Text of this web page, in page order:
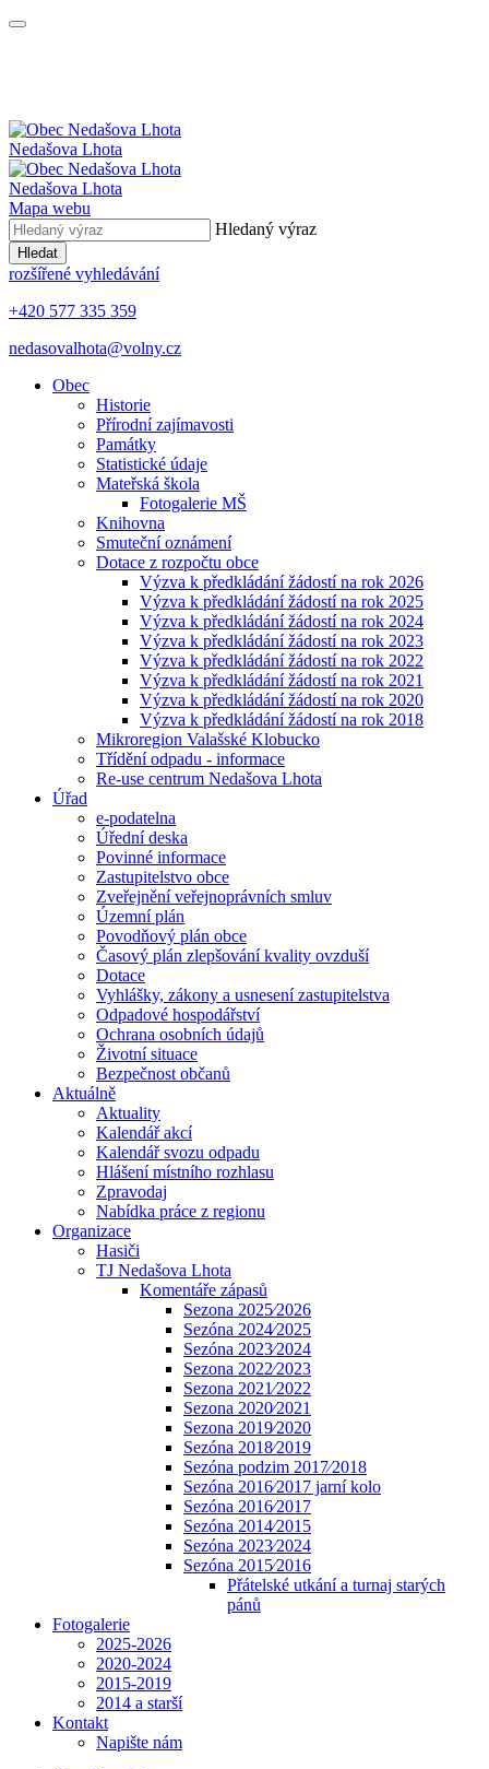
Nedašova Lhota
Nedašova Lhota
Mapa webu
Hledaný výraz
Hledat
rozšířené vyhledávání
+420 577 335 359
nedasovalhota@volny.cz
Obec
Historie
Přírodní zajímavosti
Památky
Statistické údaje
Mateřská škola
Fotogalerie MŠ
Knihovna
Smuteční oznámení
Dotace z rozpočtu obce
Výzva k předkládání žádostí na rok 2026
Výzva k předkládání žádostí na rok 2025
Výzva k předkládání žádostí na rok 2024
Výzva k předkládání žádostí na rok 2023
Výzva k předkládání žádostí na rok 2022
Výzva k předkládání žádostí na rok 2021
Výzva k předkládání žádostí na rok 2020
Výzva k předkládání žádostí na rok 2018
Mikroregion Valašské Klobucko
Třídění odpadu - informace
Re-use centrum Nedašova Lhota
Úřad
e-podatelna
Úřední deska
Povinné informace
Zastupitelstvo obce
Zveřejnění veřejnoprávních smluv
Územní plán
Povodňový plán obce
Časový plán zlepšování kvality ovzduší
Dotace
Vyhlášky, zákony a usnesení zastupitelstva
Odpadové hospodářství
Ochrana osobních údajů
Životní situace
Bezpečnost občanů
Aktuálně
Aktuality
Kalendář akcí
Kalendář svozu odpadu
Hlášení místního rozhlasu
Zpravodaj
Nabídka práce z regionu
Organizace
Hasiči
TJ Nedašova Lhota
Komentáře zápasů
Sezona 2025⁄2026
Sezóna 2024⁄2025
Sezóna 2023⁄2024
Sezona 2022⁄2023
Sezona 2021⁄2022
Sezona 2020⁄2021
Sezona 2019⁄2020
Sezóna 2018⁄2019
Sezóna podzim 2017⁄2018
Sezóna 2016⁄2017 jarní kolo
Sezóna 2016⁄2017
Sezóna 2014⁄2015
Sezóna 2023⁄2024
Sezóna 2015⁄2016
Přátelské utkání a turnaj starých
pánů
Fotogalerie
2025-2026
2020-2024
2015-2019
2014 a starší
Kontakt
Napište nám